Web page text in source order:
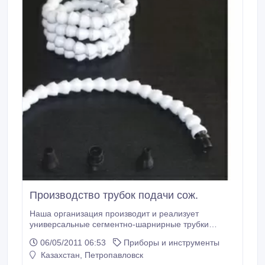
Производство трубок подачи сож.
Наша организация производит и реализует
универсальные сегментно-шарнирные трубки
изготавливаются из высококачественных полимеров
и являются стойкими к продуктам переработки
06/05/2011 06:53
Приборы и инструменты
Казахстан, Петропавловск